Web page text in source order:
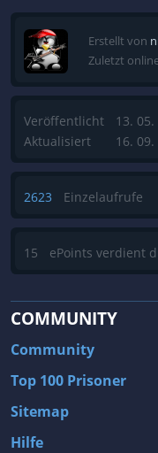
Erstellt von
Zuletzt
Veröffentlicht
Aktualisiert
13.
16.
2623 Einzelaufrufe
15 ePoints verdient
COMMUNITY
Community
Top 100 Prisoner
Sitemap
Hilfe